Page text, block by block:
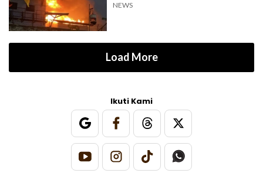
NEWS
Load More
Ikuti Kami